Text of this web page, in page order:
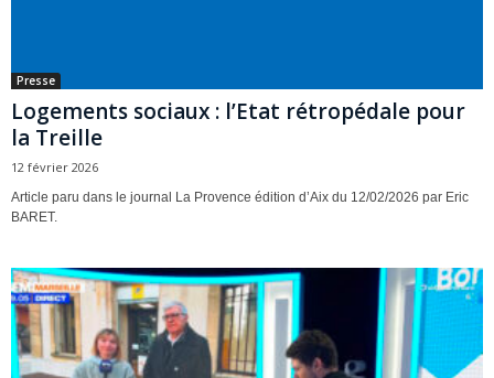
Presse
Logements sociaux : l’Etat rétropédale pour
la Treille
12 février 2026
Article paru dans le journal La Provence édition d’Aix du 12/02/2026 par Eric
BARET.